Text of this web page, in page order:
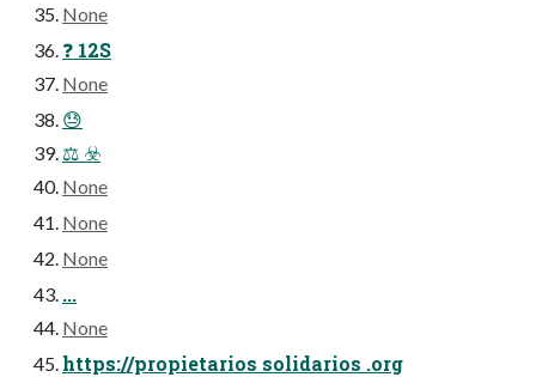
None
❓ 12S
None
😓
⚖️ ☣️
None
None
None
...
None
https://propietarios solidarios .org